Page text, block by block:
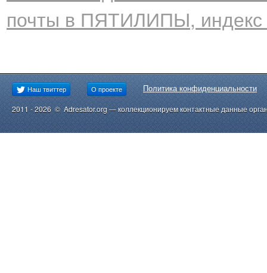
почты в ПЯТИЛИПЫ, индекс
Наш твиттер О проекте Политика конфиденциальности
2011 - 2026 © Adresator.org — коллекционируем контактные данные